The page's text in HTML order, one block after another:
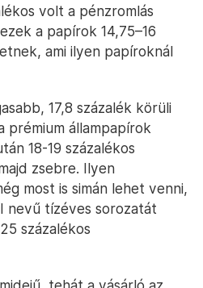
volt a pénzromlás
a papírok 14,75–16
ami ilyen papíroknál
17,8 százalék körüli
prémium állampapírok
18-19 százalékos
zsebre. Ilyen
most is simán lehet venni,
nevű tízéves sorozatát
százalékos